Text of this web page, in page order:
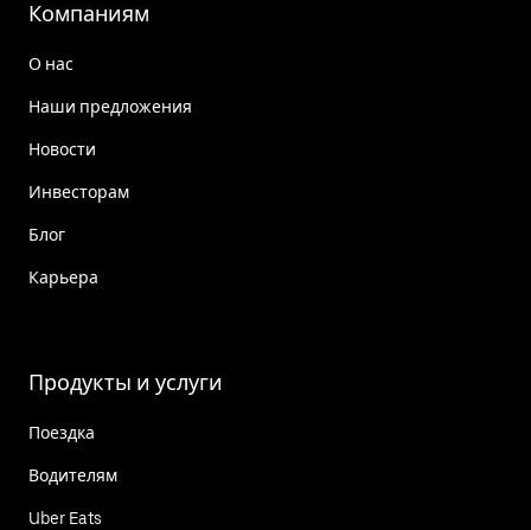
Компаниям
О нас
Наши предложения
Новости
Инвесторам
Блог
Карьера
Продукты и услуги
Поездка
Водителям
Uber Eats